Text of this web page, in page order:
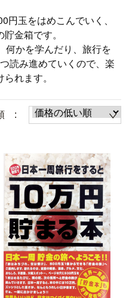
玉をはめこんでいく、
金箱です。
何かを学んだり、旅行を
読み進めていくので、楽
れます。
: